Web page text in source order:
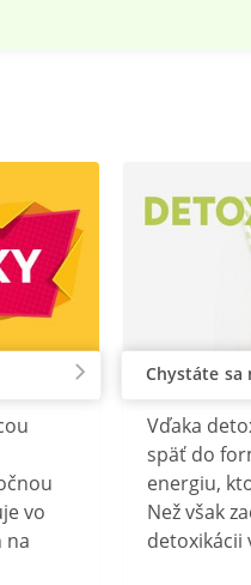
vo
na
Chystáte sa
Vďaka
späť do
energiu,
Než však
detoxikácii